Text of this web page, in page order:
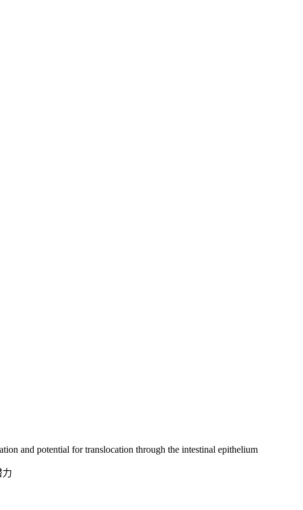
and potential for translocation through the intestinal epithelium
力